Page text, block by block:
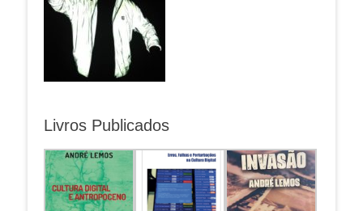
Livros Publicados